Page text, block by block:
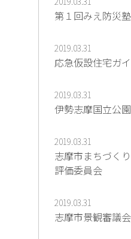
第１回みえ防災
2019.03.31
応急仮設住宅ガ
2019.03.31
伊勢志摩国立公
2019.03.31
志摩市まちづく
評価委員会
2019.03.31
志摩市景観審議会